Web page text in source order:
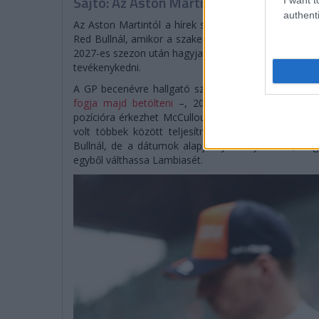
Az Aston Martintól a hírek szerint az idény végén
Red Bullnál, amikor a szakember átigazol a
2027-es szezon után hagyja el az
tevékenykedni.
A GP becenévre hallgató szakember azon túl,
fogja majd betölteni –, 2022 óta a teljes
pozícióra érkezhet McCullough, aki egybehangzó
volt többek között teljesítményigazgató is. Azt
Bullnál, de a dátumok alapján jó esély van rá,
egyből válthassa Lambiasét.